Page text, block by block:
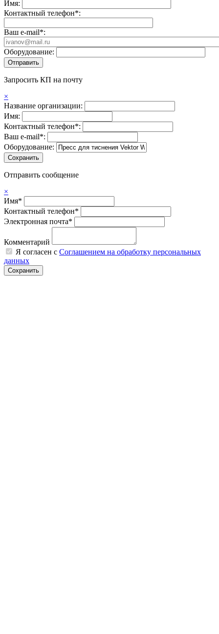
Имя:
Контактный телефон*:
Ваш e-mail*:
Оборудование:
Запросить КП на почту
×
Название организации:
Имя:
Контактный телефон*:
Ваш e-mail*:
Оборудование:
Отправить сообщение
×
Имя*
Контактный телефон*
Электронная почта*
Комментарий
Я согласен с Соглашением на обработку персональных
данных